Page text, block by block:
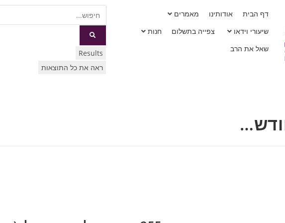
דף הבית אודותינו
מאמרים
שיעורי וידאו
צפייה בתשלום
חנות
שאל את הרב
Results
ראה את כל התוצאות